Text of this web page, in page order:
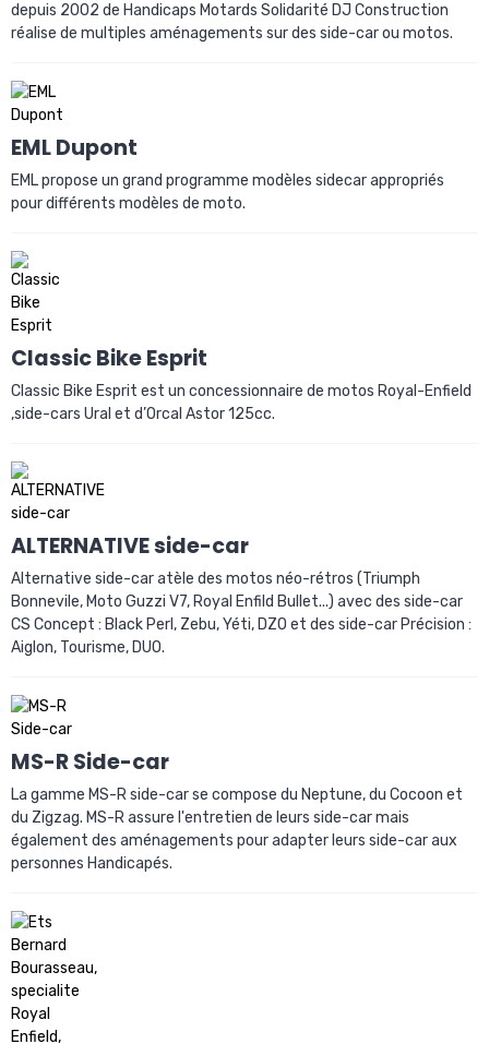
depuis 2002 de Handicaps Motards Solidarité DJ Construction
réalise de multiples aménagements sur des side-car ou motos.
EML Dupont
EML propose un grand programme modèles sidecar appropriés
pour différents modèles de moto.
Classic Bike Esprit
Classic Bike Esprit est un concessionnaire de motos Royal-Enfield
,side-cars Ural et d’Orcal Astor 125cc.
ALTERNATIVE side-car
Alternative side-car atèle des motos néo-rétros (Triumph
Bonnevile, Moto Guzzi V7, Royal Enfild Bullet...) avec des side-car
CS Concept : Black Perl, Zebu, Yéti, DZO et des side-car Précision :
Aiglon, Tourisme, DUO.
MS-R Side-car
La gamme MS-R side-car se compose du Neptune, du Cocoon et
du Zigzag. MS-R assure l'entretien de leurs side-car mais
également des aménagements pour adapter leurs side-car aux
personnes Handicapés.